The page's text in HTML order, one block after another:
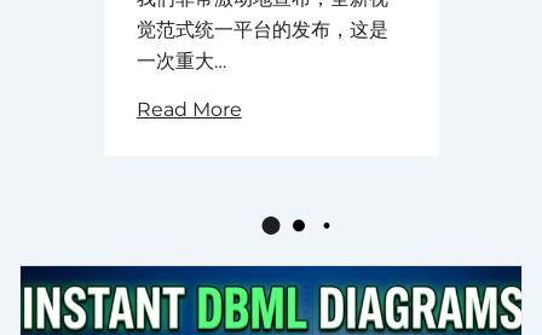
觉范式统一平台的发布，这是
一次重大…
Read More